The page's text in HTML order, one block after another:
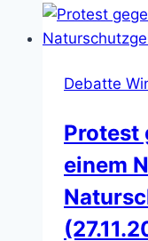
Debatte
Protest
einem